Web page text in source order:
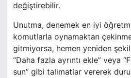
değiştirebilir.
Unutma, denemek en iyi
komutlarla oynamaktan
gitmiyorsa, hemen yeniden
“Daha fazla ayrıntı ekle” veya
sun” gibi talimatlar vererek